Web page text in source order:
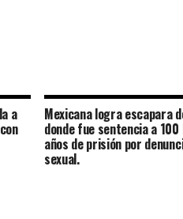
a Mexicana logra escapara
donde fue sentencia a
años de prisión por
sexual.